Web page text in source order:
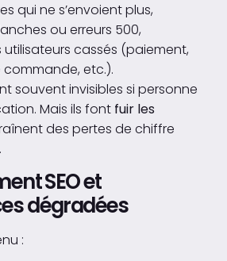
qui ne s’envoient plus,
ou erreurs 500,
cassés (paiement,
etc.).
souvent invisibles si personne
Mais ils font fuir les
des pertes de chiffre
SEO et
dégradées
: